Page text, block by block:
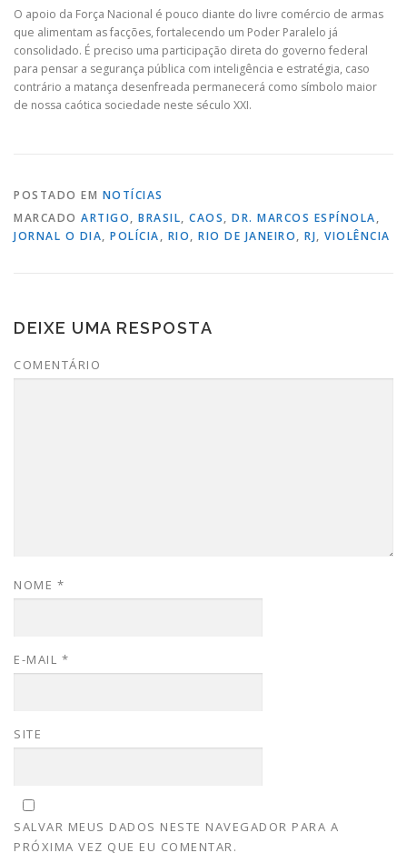
O apoio da Força Nacional é pouco diante do livre comércio de armas
que alimentam as facções, fortalecendo um Poder Paralelo já
consolidado. É preciso uma participação direta do governo federal
para pensar a segurança pública com inteligência e estratégia, caso
contrário a matança desenfreada permanecerá como símbolo maior
de nossa caótica sociedade neste século XXI.
POSTADO EM NOTÍCIAS
MARCADO ARTIGO, BRASIL, CAOS, DR. MARCOS ESPÍNOLA,
JORNAL O DIA, POLÍCIA, RIO, RIO DE JANEIRO, RJ, VIOLÊNCIA
DEIXE UMA RESPOSTA
COMENTÁRIO
NOME *
E-MAIL *
SITE
SALVAR MEUS DADOS NESTE NAVEGADOR PARA A
PRÓXIMA VEZ QUE EU COMENTAR.